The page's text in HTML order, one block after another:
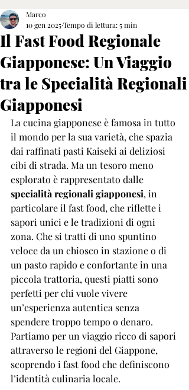
Il Fast Food Regionale
Giapponese: Un Viaggio
tra le Specialità Regionali
Giapponesi
Marco
10 gen 2025Tempo di lettura: 5 min
La cucina giapponese è famosa in tutto
il mondo per la sua varietà, che spazia
dai raffinati pasti Kaiseki ai deliziosi
cibi di strada. Ma un tesoro meno
esplorato è rappresentato dalle
specialità regionali giapponesi, in
particolare il fast food, che riflette i
sapori unici e le tradizioni di ogni
zona. Che si tratti di uno spuntino
veloce da un chiosco in stazione o di
un pasto rapido e confortante in una
piccola trattoria, questi piatti sono
perfetti per chi vuole vivere
un’esperienza autentica senza
spendere troppo tempo o denaro.
Partiamo per un viaggio ricco di sapori
attraverso le regioni del Giappone,
scoprendo i fast food che definiscono
l’identità culinaria locale.